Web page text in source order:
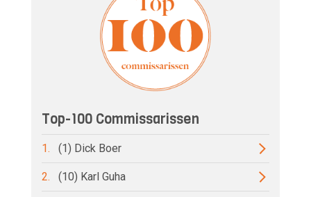
Top-100 Commissarissen
1. (1) Dick Boer
2. (10) Karl Guha